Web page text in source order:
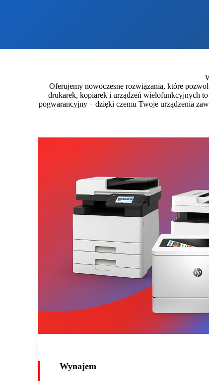
Oferujemy nowoczesne rozwiązania, które
drukarek, kopiarek i urządzeń wielofunkcyjnych
pogwarancyjny – dzięki czemu Twoje urządzenia
Wynajem